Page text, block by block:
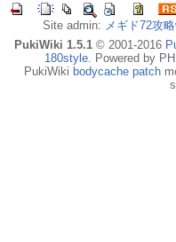
Site admin: メギド72攻
PukiWiki 1.5.1© 2001-2016
180style. Powered by
PukiWiki bodycache patch